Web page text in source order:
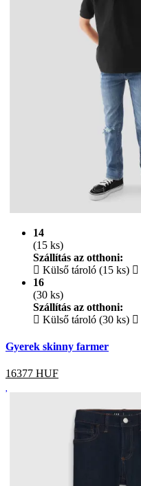
14
(15 ks)
Szállítás az otthoni:
Külső tároló (15 ks)
16
(30 ks)
Szállítás az otthoni:
Külső tároló (30 ks)
Gyerek skinny farmer
16377 HUF